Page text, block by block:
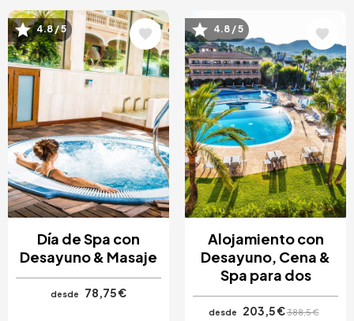
Image
4.8 / 5
Día de Spa con
Desayuno & Masaje
desde 78,75 €
Image
4.8 / 5
Alojamiento con
Desayuno, Cena &
Spa para dos
desde 203,5 €388,5 €